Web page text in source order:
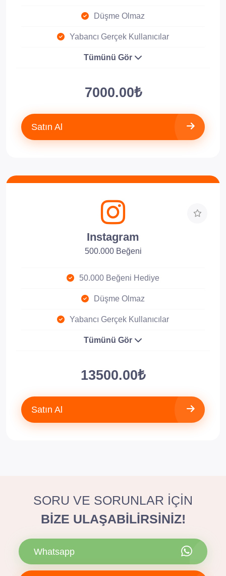
Düşme Olmaz
Yabancı Gerçek Kullanıcılar
Tümünü Gör
7000.00₺
Satın Al
Instagram
500.000 Beğeni
50.000 Beğeni Hediye
Düşme Olmaz
Yabancı Gerçek Kullanıcılar
Tümünü Gör
13500.00₺
Satın Al
SORU VE SORUNLAR İÇİN
BİZE ULAŞABİLİRSİNİZ!
Whatsapp